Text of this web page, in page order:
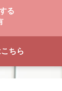
る
ちら